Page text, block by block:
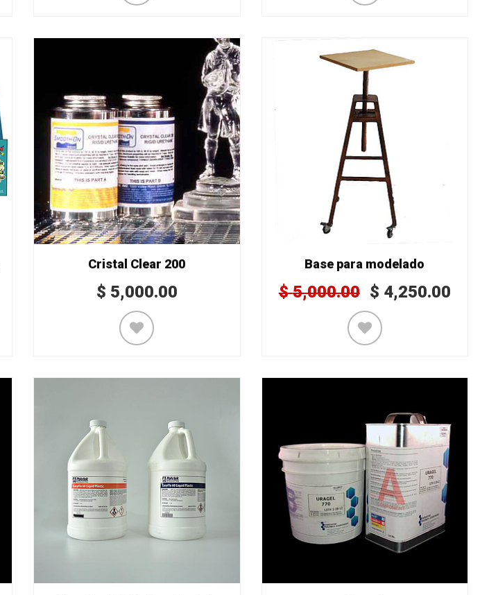
Cristal Clear 200
$ 5,000.00
Base para modelado
$5,000.00 $ 4,250.00